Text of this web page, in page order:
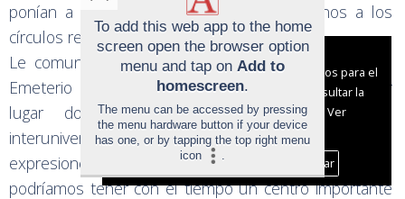
ponían a circular los libros de autores ajenos a los
círculos reconocidos.
Le comuniqué una corazonada a la profesora Pura
Emeterio Rondón, de que estábamos en el mejor
lugar donde implementar estudios regionales
interuniversitarios e interinstitucionales, sobre las
expresiones locales artísticas y científicas. Por qué no
podríamos tener con el tiempo un centro importante
Aviso sobre el Uso de cookies:
Utilizamos cookies nuestras y de terceros para el
funcionamiento del digital. Puedes consultar la
lista de cookies y como desconectarlas.
Ver
nuestra Política de Privacidad y Cookies
Aceptar Cookies
Personalizar
To add this web app to the home
screen open the browser option
menu and tap on Add to
homescreen.
The menu can be accessed by pressing
the menu hardware button if your device
has one, or by tapping the top right menu
icon
.